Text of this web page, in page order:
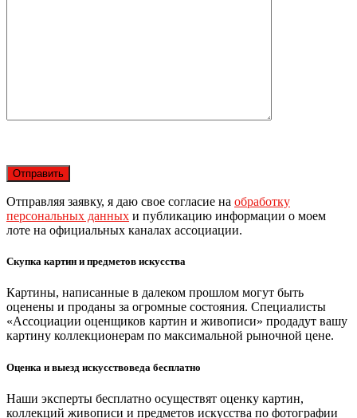
Отправляя заявку, я даю свое согласие на обработку
персональных данных и публикацию информации о моем
лоте на официальных каналах ассоциации.
Скупка картин и предметов искусства
Картины, написанные в далеком прошлом могут быть
оценены и проданы за огромные состояния. Специалисты
«Ассоциации оценщиков картин и живописи» продадут вашу
картину коллекционерам по максимальной рыночной цене.
Оценка и выезд искусствоведа бесплатно
Наши эксперты бесплатно осуществят оценку картин,
коллекций живописи и предметов искусства по фотографии